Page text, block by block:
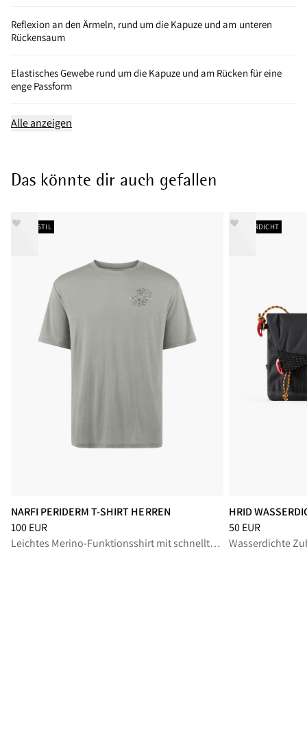
Reflexion an den Ärmeln, rund um die Kapuze und am unteren
Rückensaum
Elastisches Gewebe rund um die Kapuze und am Rücken für eine
enge Passform
Alle anzeigen
Das könnte dir auch gefallen
NEUER STIL
NARFI PERIDERM T-SHIRT HERREN
Preis:100 EUR, reduziert von 100 EUR
100 EUR
Leichtes Merino-Funktionsshirt mit schnelltrocknendem Tragekomfort
WASSERDICHT
HRID
Preis:50 EUR,
50 EUR